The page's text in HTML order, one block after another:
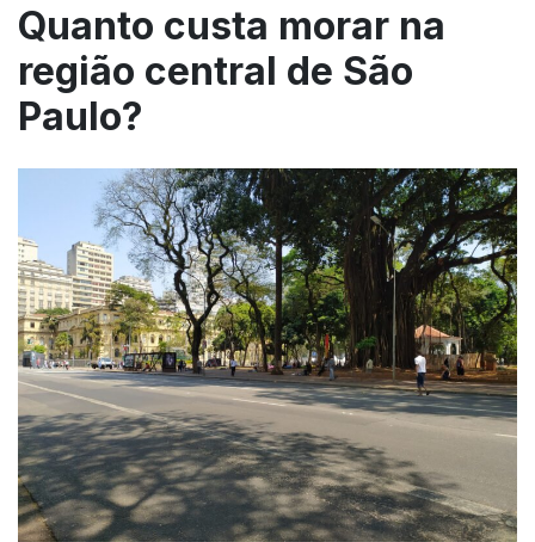
Quanto custa morar na
região central de São
Paulo?